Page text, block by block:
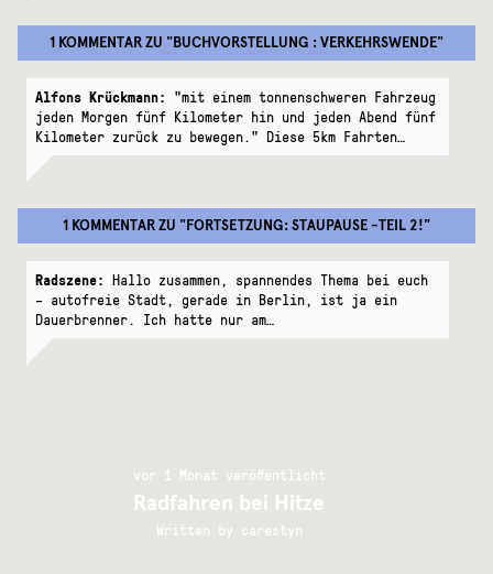
1 KOMMENTARZU "BUCHVORSTELLUNG : VERKEHRSWENDE"
Alfons Krückmann: "mit einem tonnenschweren Fahrzeug
jeden Morgen fünf Kilometer hin und jeden Abend fünf
Kilometer zurück zu bewegen." Diese 5km Fahrten…
1 KOMMENTARZU "FORTSETZUNG: STAUPAUSE -TEIL 2!"
Radszene: Hallo zusammen, spannendes Thema bei euch
– autofreie Stadt, gerade in Berlin, ist ja ein
Dauerbrenner. Ich hatte nur am…
vor 1 Monat veröffentlicht
Radfahren bei Hitze
Written by carestyn